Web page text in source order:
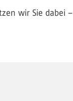
wir Sie dabei –